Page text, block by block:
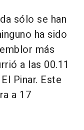
sólo se han
ha sido
más
a las 00.11
Pinar. Este
a 17